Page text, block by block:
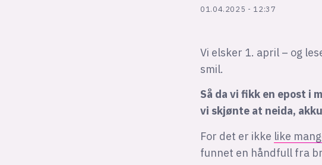
01.04.2025 - 12:37
Vi elsker 1. april – og
smil.
Så da vi fikk en epost i
vi skjønte at neida,
For det er ikke like
funnet en håndfull fra